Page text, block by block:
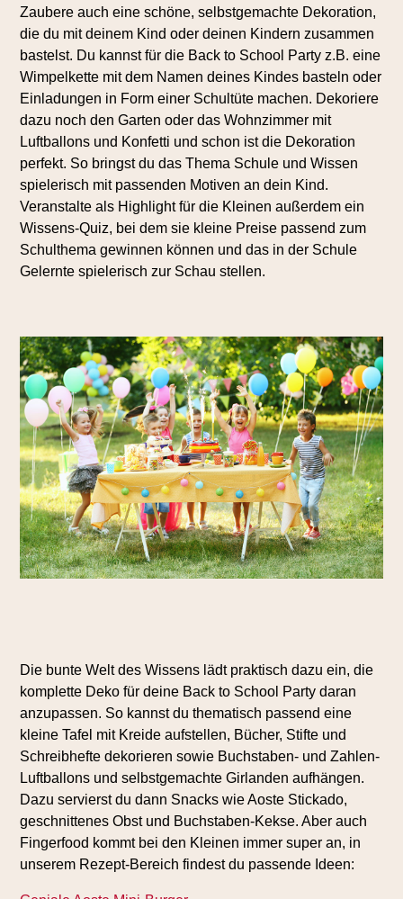
Zaubere auch eine schöne, selbstgemachte Dekoration,
die du mit deinem Kind oder deinen Kindern zusammen
bastelst. Du kannst für die Back to School Party z.B. eine
Wimpelkette mit dem Namen deines Kindes basteln oder
Einladungen in Form einer Schultüte machen. Dekoriere
dazu noch den Garten oder das Wohnzimmer mit
Luftballons und Konfetti und schon ist die Dekoration
perfekt. So bringst du das Thema Schule und Wissen
spielerisch mit passenden Motiven an dein Kind.
Veranstalte als Highlight für die Kleinen außerdem ein
Wissens-Quiz, bei dem sie kleine Preise passend zum
Schulthema gewinnen können und das in der Schule
Gelernte spielerisch zur Schau stellen.
Die bunte Welt des Wissens lädt praktisch dazu ein, die
komplette Deko für deine Back to School Party daran
anzupassen. So kannst du thematisch passend eine
kleine Tafel mit Kreide aufstellen, Bücher, Stifte und
Schreibhefte dekorieren sowie Buchstaben- und Zahlen-
Luftballons und selbstgemachte Girlanden aufhängen.
Dazu servierst du dann Snacks wie Aoste Stickado,
geschnittenes Obst und Buchstaben-Kekse. Aber auch
Fingerfood kommt bei den Kleinen immer super an, in
unserem Rezept-Bereich findest du passende Ideen: